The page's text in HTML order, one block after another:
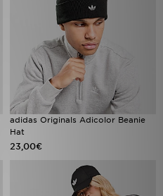
adidas Originals Adicolor Beanie
Hat
23,00€